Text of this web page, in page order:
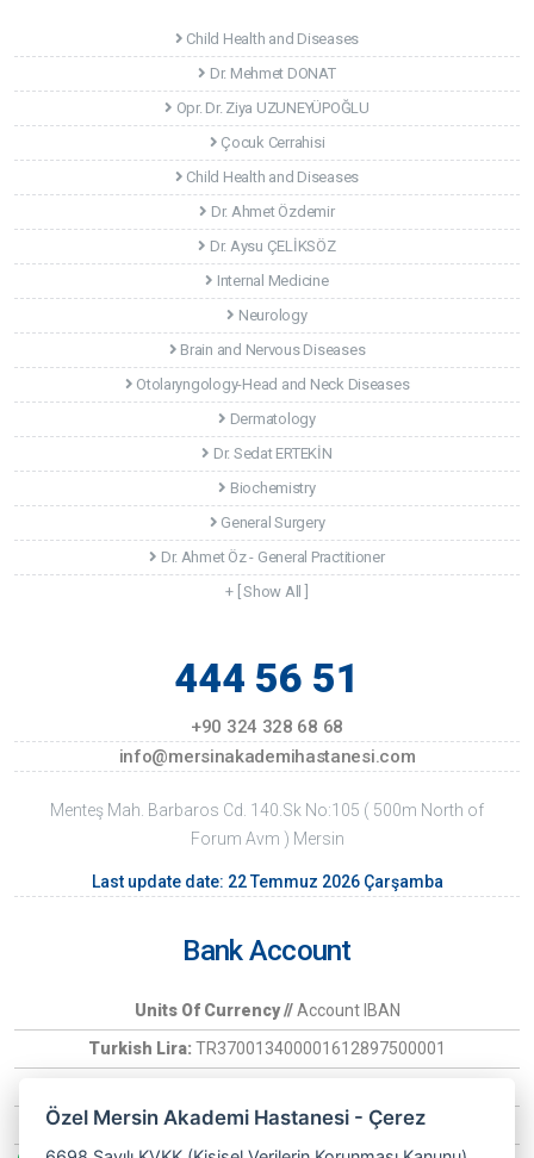
Child Health and Diseases
Dr. Mehmet DONAT
Opr. Dr. Ziya UZUNEYÜPOĞLU
Çocuk Cerrahisi
Child Health and Diseases
Dr. Ahmet Özdemir
Dr. Aysu ÇELİKSÖZ
Internal Medicine
Neurology
Brain and Nervous Diseases
Otolaryngology-Head and Neck Diseases
Dermatology
Dr. Sedat ERTEKİN
Biochemistry
General Surgery
Dr. Ahmet Öz - General Practitioner
+ [ Show All ]
444 56 51
+90 324 328 68 68
info@mersinakademihastanesi.com
Menteş Mah. Barbaros Cd. 140.Sk No:105 ( 500m North of
Forum Avm ) Mersin
Last update date: 22 Temmuz 2026 Çarşamba
Bank Account
Units Of Currency //Account IBAN
Turkish Lira: TR370013400001612897500001
USD:TR6900134000016128975
Özel Mersin Akademi Hastanesi - Çerez